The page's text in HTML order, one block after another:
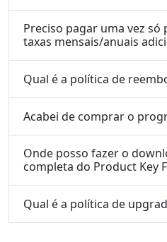
Preciso pagar uma vez
taxas mensais/anuais
Qual é a política de
Acabei de comprar o
Onde posso fazer o
completa do Product Key
Qual é a política de